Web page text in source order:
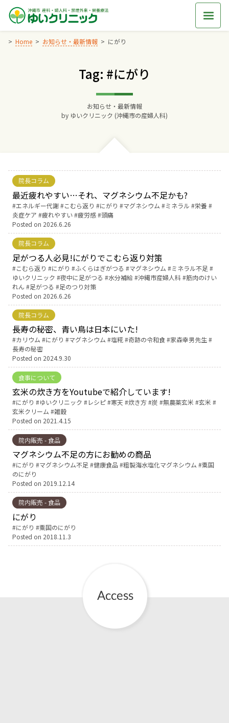
Skip
content
Home お知らせ・最新情報 にがり
Tag: #にがり
お知らせ・最新情報
by ゆいクリニック (沖縄市の産婦人科)
院長コラム
最近疲れやすい…それ、マグネシウム不足かも?
Tags:
エネルギー代謝 こむら返り にがり マグネシウム ミネラル
栄養
炎症ケア
疲れやすい 疲労感
頭痛
Posted on 2026.6.26
院長コラム
足がつる人必見!にがりでこむら返り対策
Tags:
こむら返り にがり ふくらはぎがつる マグネシウム
ミネラル不足
ゆいクリニック
夜中に足がつる 水分補給 沖縄市産婦人科 筋肉のけい
れん
足がつる
足のつり対策
Posted on 2026.6.26
院長コラム
長寿の秘密、青い鳥は日本にいた!
Tags:
カリウム にがり マグネシウム 塩糀 奇跡の令和食
家森幸男先生
長寿の秘密
Posted on 2024.9.30
食事について
玄米の炊き方をYoutubeで紹介しています!
Tags:
にがり ゆいクリニック レシピ 寒天 炊き方 炭 無農薬玄米
玄米
玄米クリーム
雑穀
Posted on 2021.4.15
院内販売 - 食品
マグネシウム不足の方にお勧めの商品
Tags:
にがり マグネシウム不足 健康食品 粗製海水塩化マグネシウム
粟国
のにがり
Posted on 2019.12.14
院内販売 - 食品
にがり
Tags:
にがり
粟国のにがり
Posted on 2018.11.3
Home
交通アクセス
診療料金
妊婦健診
親と子の結びつき支援
母乳育児
予防接種
その他の診療内容
‘さんルーム’ でさまざまな講座・クラス
遠方にお住まいで当院での出産を希望される方へ
医師プロフィール